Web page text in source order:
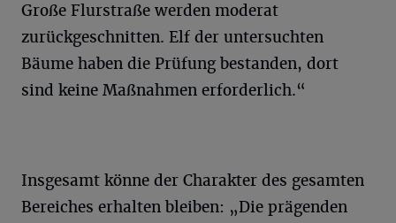
Große Flurstraße werden moderat
zurückgeschnitten. Elf der untersuchten
Bäume haben die Prüfung bestanden, dort
sind keine Maßnahmen erforderlich.“
Insgesamt könne der Charakter des gesamten
Bereiches erhalten bleiben: „Die prägenden